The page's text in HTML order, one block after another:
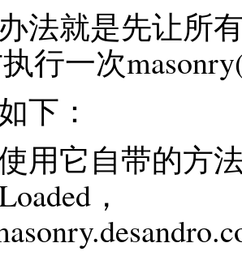
法就是先让所
行一次
下：
用它自带的方
，